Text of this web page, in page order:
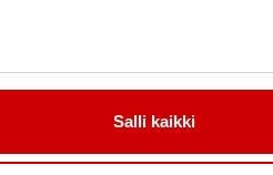
Salli kaikki